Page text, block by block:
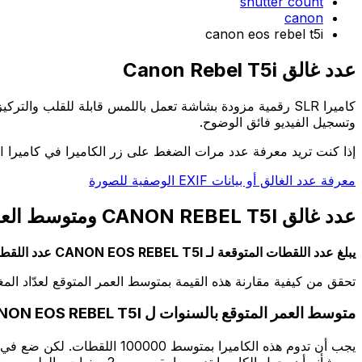
canon
canon eos rebel t5i
عدد غالق Canon Rebel T5i
وتسجيل الفيديو فائق الوضوح.
إذا كنت تريد معرفة عدد مرات الضغط على زر الكاميرا في كاميرا CANON REBEL T5I الخاصة بك، فانتقل إلى الصفحة الرئيسية.
معرفة عدد الغالق أو بيانات EXIF الوصفية للصورة
عدد غالق CANON REBEL T5I ومتوسط العمر المتوقع له
يبلغ عدد اللقطات المتوقعة لـ CANON EOS REBEL T5I عدد اللقطات المتوقعة: 100000 اللقطات
تحقق من كيفية مقارنة هذه القيمة بمتوسط العمر المتوقع لعدّاد
متوسط العمر المتوقع بالسنوات ل CANON EOS REBEL T5I